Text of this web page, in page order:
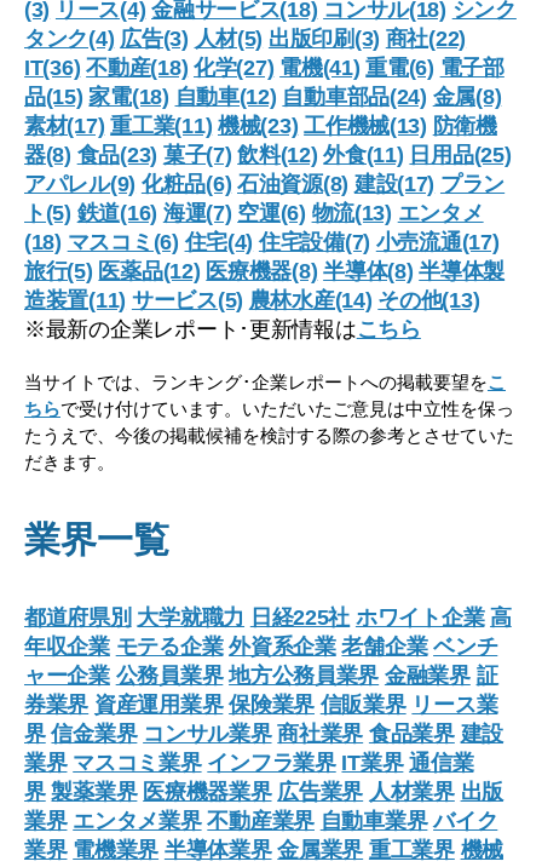
(3) リース(4) 金融サービス(18) コンサル(18) シンク
タンク(4) 広告(3) 人材(5) 出版印刷(3) 商社(22)
IT(36) 不動産(18) 化学(27) 電機(41) 重電(6) 電子部
品(15) 家電(18) 自動車(12) 自動車部品(24) 金属(8)
素材(17) 重工業(11) 機械(23) 工作機械(13) 防衛機
器(8) 食品(23) 菓子(7) 飲料(12) 外食(11) 日用品(25)
アパレル(9) 化粧品(6) 石油資源(8) 建設(17) プラン
ト(5) 鉄道(16) 海運(7) 空運(6) 物流(13) エンタメ
(18) マスコミ(6) 住宅(4) 住宅設備(7) 小売流通(17)
旅行(5) 医薬品(12) 医療機器(8) 半導体(8) 半導体製
造装置(11) サービス(5) 農林水産(14) その他(13)
※最新の企業レポート･更新情報はこちら
当サイトでは、ランキング･企業レポートへの掲載要望をこ
ちらで受け付けています。いただいたご意見は中立性を保っ
たうえで、今後の掲載候補を検討する際の参考とさせていた
だきます。
業界一覧
都道府県別 大学就職力 日経225社 ホワイト企業 高
年収企業 モテる企業 外資系企業 老舗企業 ベンチ
ャー企業 公務員業界 地方公務員業界 金融業界 証
券業界 資産運用業界 保険業界 信販業界 リース業
界 信金業界 コンサル業界 商社業界 食品業界 建設
業界 マスコミ業界 インフラ業界 IT業界 通信業
界 製薬業界 医療機器業界 広告業界 人材業界 出版
業界 エンタメ業界 不動産業界 自動車業界 バイク
業界 電機業界 半導体業界 金属業界 重工業界 機械